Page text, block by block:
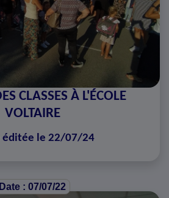
CLASSES À L'ÉCOLE
VOLTAIRE
éditée le 22/07/24
Date : 07/07/22